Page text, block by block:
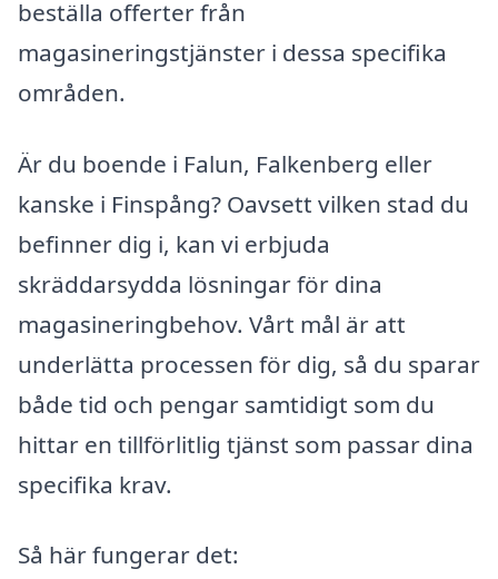
beställa offerter från
magasineringstjänster i dessa specifika
områden.
Är du boende i Falun, Falkenberg eller
kanske i Finspång? Oavsett vilken stad du
befinner dig i, kan vi erbjuda
skräddarsydda lösningar för dina
magasineringbehov. Vårt mål är att
underlätta processen för dig, så du sparar
både tid och pengar samtidigt som du
hittar en tillförlitlig tjänst som passar dina
specifika krav.
Så här fungerar det: